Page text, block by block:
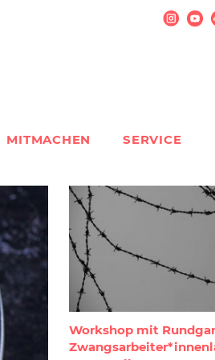
MITMACHEN SERVICE
Workshop mit